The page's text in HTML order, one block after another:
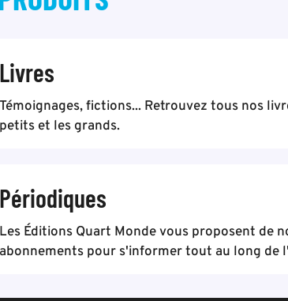
Livres
Témoignages, fictions... Retrouvez tous nos
petits et les grands.
Périodiques
Les Éditions Quart Monde vous proposent de
abonnements pour s'informer tout au long de